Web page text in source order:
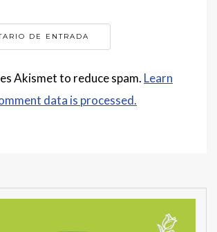
Akismet to reduce spam. Learn
data is processed.